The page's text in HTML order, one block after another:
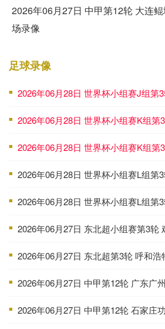
2026年06月27日 中甲第12轮 大连
场录像
足球录像
■ 2026年06月28日 世界杯小组赛J组第3轮 约旦vs
■ 2026年06月28日 世界杯小组赛K组第3轮 民主刚果vs乌
■ 2026年06月28日 世界杯小组赛K组第3轮 哥伦比
■ 2026年06月28日 世界杯小组赛L组第3轮 巴拿马
■ 2026年06月28日 世界杯小组赛L组第3轮 克罗地
■ 2026年06月27日 东北超小组赛第3轮 鸡西队 VS
■ 2026年06月27日 东北超第3轮 呼和浩特队 VS
■ 2026年06月27日 中甲第12轮 广东广州豹 VS 陕
■ 2026年06月27日 中甲第12轮 石家庄功夫 VS 南